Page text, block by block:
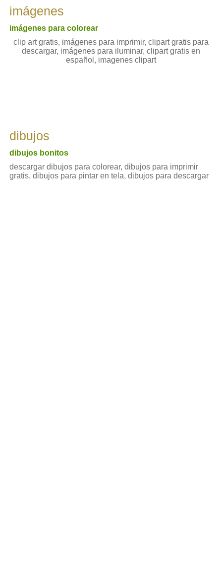
imágenes
imágenes para colorear
clip art gratis, imágenes para imprimir, clipart gratis para
descargar, imágenes para iluminar, clipart gratis en
español, imagenes clipart
dibujos
dibujos bonitos
descargar dibujos para colorear, dibujos para imprimir
gratis, dibujos para pintar en tela, dibujos para descargar